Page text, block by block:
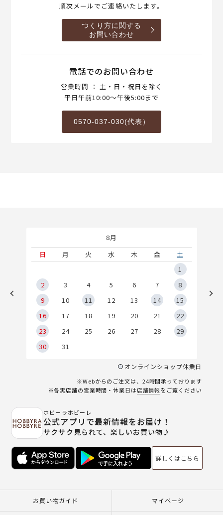
順次メールでご連絡いたします。
つくり方に関する
お問い合わせ
電話でのお問い合わせ
営業時間 ： 土・日・祝日を除く
平日午前10:00～午後5:00まで
0570-037-030(代表）
8月
日
月 火 水 木 金
土
1
2
3 4 5 6 7
8
9
10 11 12 13 14
15
16
17 18 19 20 21
22
23
24 25 26 27 28
29
30
31
オンラインショップ休業日
※Webからのご注文は、24時間承っております
※各実店舗の営業時間・休業日は店舗情報をご覧ください
ホビーラホビーレ
公式アプリで最新情報をお届け！
サクサク見られて、楽しいお買い物♪
詳しくはこちら
お買い物ガイド マイページ